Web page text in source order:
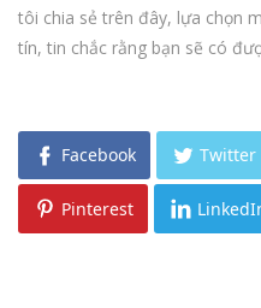
tôi chia sẻ trên đây, lựa chọn
tín, tin chắc rằng bạn sẽ có
Facebook Twitter
Pinterest